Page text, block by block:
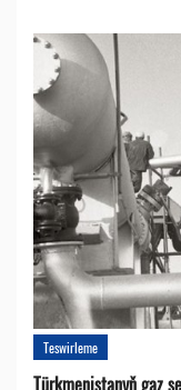
Teswirleme
Türkmenistanyň gaz